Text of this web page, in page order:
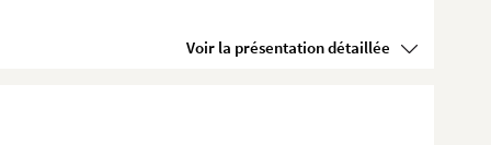
Voir la présentation détaillée